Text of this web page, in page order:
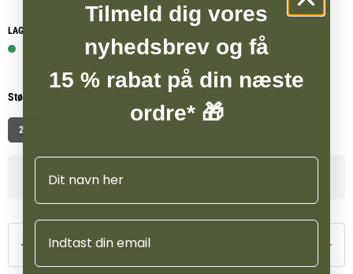
Dette monoproteinprodukt er baseret udelukkende på kylling som
animalsk proteinkilde, hvilket gør det mere allergivenligt end
foder, der indeholder flere forskellige proteinkilder. Den rene
proteinkilde mindsker risikoen for kløe, hudirritation og allergiske
reaktioner, samtidig med at den støtter en sund hud og pels.
ARION Original Maintenance Small er et fuldfoder, der dækker alle
næringsmæssige behov hos voksne små hunde. Den glutenfri
opskrift med letfordøjelig kylling kombineret med præbiotika og
antioxidanter fremmer en sund fordøjelse og styrker
immunforsvaret. Et øget niveau af C-vitamin bidrager yderligere
til kroppens naturlige modstandskraft.
LAGERSTATUS WEBSHOP
3 på lager
Størrelse
2 kg
Tilmeld dig vores
nyhedsbrev og få
15 % rabat på din næste
ordre* 🎁
Navn
Email